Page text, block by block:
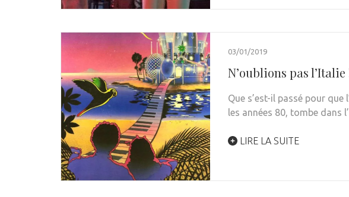
03/01/2019
N’oublions pas
Que s’est-il passé pour
les années 80, tombe dans
LIRE LA SUITE